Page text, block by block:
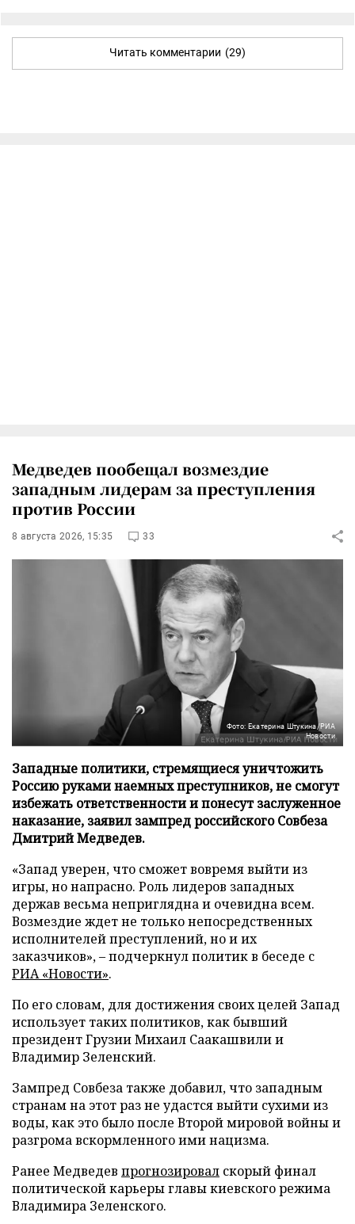
Читать комментарии (29)
Медведев пообещал возмездие
западным лидерам за преступления
против России
8 августа 2026, 15:35 33
Фото: Екатерина Штукина/РИА
Новости
Западные политики, стремящиеся уничтожить
Россию руками наемных преступников, не смогут
избежать ответственности и понесут заслуженное
наказание, заявил зампред российского Совбеза
Дмитрий Медведев.
«Запад уверен, что сможет вовремя выйти из
игры, но напрасно. Роль лидеров западных
держав весьма неприглядна и очевидна всем.
Возмездие ждет не только непосредственных
исполнителей преступлений, но и их
заказчиков», – подчеркнул политик в беседе с
РИА «Новости».
По его словам, для достижения своих целей Запад
использует таких политиков, как бывший
президент Грузии Михаил Саакашвили и
Владимир Зеленский.
Зампред Совбеза также добавил, что западным
странам на этот раз не удастся выйти сухими из
воды, как это было после Второй мировой войны и
разгрома вскормленного ими нацизма.
Ранее Медведев прогнозировал скорый финал
политической карьеры главы киевского режима
Владимира Зеленского.